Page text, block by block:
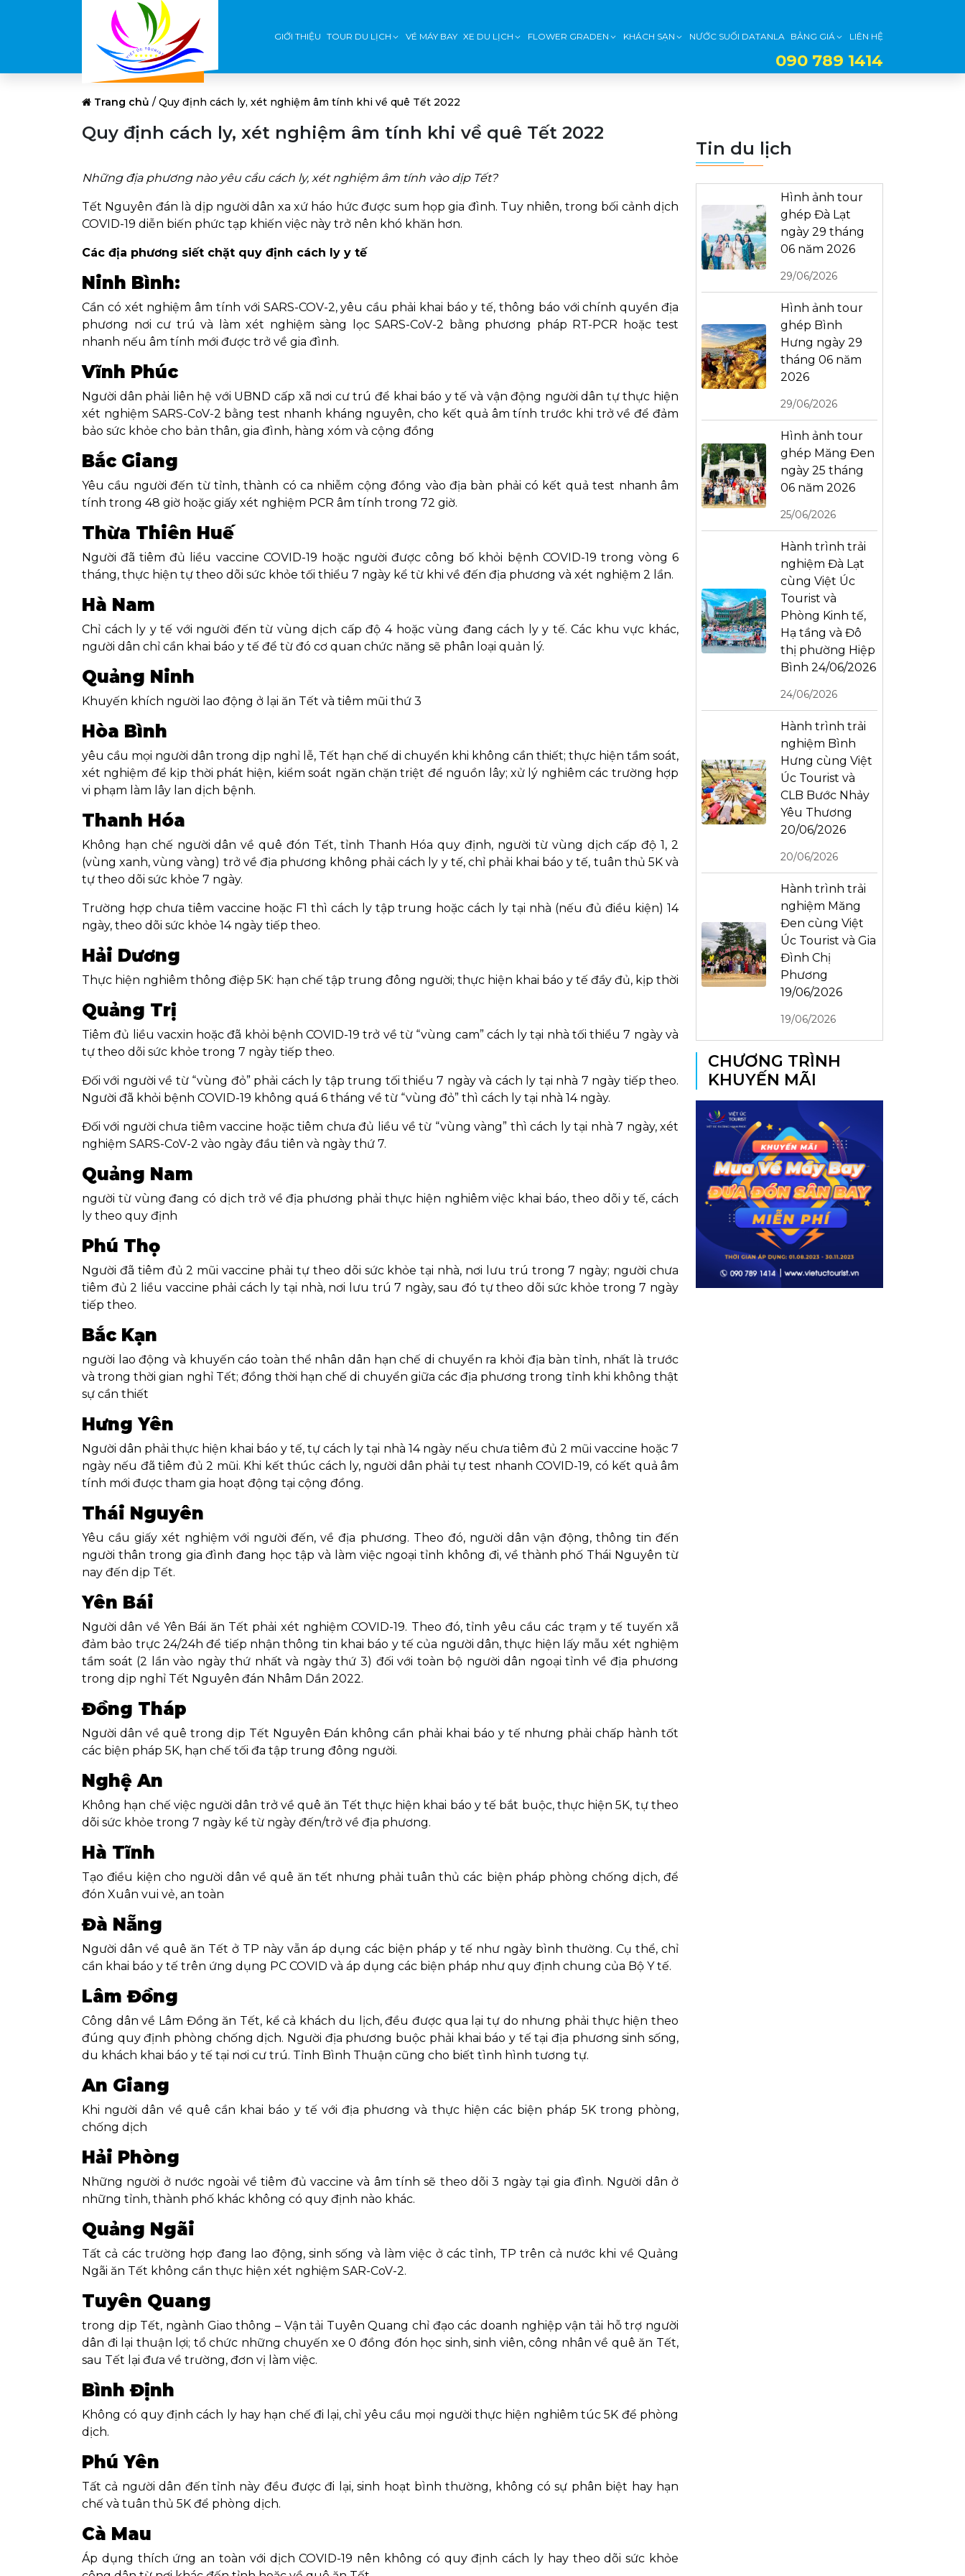
GIỚI THIỆU TOUR DU LỊCH VÉ MÁY BAY XE DU LỊCH FLOWER GRADEN KHÁCH SẠN NƯỚC SUỐI DATANLA BẢNG GIÁ LIÊN HỆ
090 789 1414
Trang chủ / Quy định cách ly, xét nghiệm âm tính khi về quê Tết 2022
Quy định cách ly, xét nghiệm âm tính khi về quê Tết 2022
Những địa phương nào yêu cầu cách ly, xét nghiệm âm tính vào dịp Tết?
Tết Nguyên đán là dịp người dân xa xứ háo hức được sum họp gia đình. Tuy nhiên, trong bối cảnh dịch
COVID-19 diễn biến phức tạp khiến việc này trở nên khó khăn hơn.
Các địa phương siết chặt quy định cách ly y tế
Ninh Bình:
Cần có xét nghiệm âm tính với SARS-COV-2, yêu cầu phải khai báo y tế, thông báo với chính quyền địa
phương nơi cư trú và làm xét nghiệm sàng lọc SARS-CoV-2 bằng phương pháp RT-PCR hoặc test
nhanh nếu âm tính mới được trở về gia đình.
Vĩnh Phúc
Người dân phải liên hệ với UBND cấp xã nơi cư trú để khai báo y tế và vận động người dân tự thực hiện
xét nghiệm SARS-CoV-2 bằng test nhanh kháng nguyên, cho kết quả âm tính trước khi trở về để đảm
bảo sức khỏe cho bản thân, gia đình, hàng xóm và cộng đồng
Bắc Giang
Yêu cầu người đến từ tỉnh, thành có ca nhiễm cộng đồng vào địa bàn phải có kết quả test nhanh âm
tính trong 48 giờ hoặc giấy xét nghiệm PCR âm tính trong 72 giờ.
Thừa Thiên Huế
Người đã tiêm đủ liều vaccine COVID-19 hoặc người được công bố khỏi bệnh COVID-19 trong vòng 6
tháng, thực hiện tự theo dõi sức khỏe tối thiểu 7 ngày kể từ khi về đến địa phương và xét nghiệm 2 lần.
Hà Nam
Chỉ cách ly y tế với người đến từ vùng dịch cấp độ 4 hoặc vùng đang cách ly y tế. Các khu vực khác,
người dân chỉ cần khai báo y tế để từ đó cơ quan chức năng sẽ phân loại quản lý.
Quảng Ninh
Khuyến khích người lao động ở lại ăn Tết và tiêm mũi thứ 3
Hòa Bình
yêu cầu mọi người dân trong dịp nghỉ lễ, Tết hạn chế di chuyển khi không cần thiết; thực hiện tầm soát,
xét nghiệm để kịp thời phát hiện, kiểm soát ngăn chặn triệt để nguồn lây; xử lý nghiêm các trường hợp
vi phạm làm lây lan dịch bệnh.
Thanh Hóa
Không hạn chế người dân về quê đón Tết, tỉnh Thanh Hóa quy định, người từ vùng dịch cấp độ 1, 2
(vùng xanh, vùng vàng) trở về địa phương không phải cách ly y tế, chỉ phải khai báo y tế, tuân thủ 5K và
tự theo dõi sức khỏe 7 ngày.
Trường hợp chưa tiêm vaccine hoặc F1 thì cách ly tập trung hoặc cách ly tại nhà (nếu đủ điều kiện) 14
ngày, theo dõi sức khỏe 14 ngày tiếp theo.
Hải Dương
Thực hiện nghiêm thông điệp 5K: hạn chế tập trung đông người; thực hiện khai báo y tế đầy đủ, kịp thời
Quảng Trị
Tiêm đủ liều vacxin hoặc đã khỏi bệnh COVID-19 trở về từ “vùng cam” cách ly tại nhà tối thiểu 7 ngày và
tự theo dõi sức khỏe trong 7 ngày tiếp theo.
Đối với người về từ “vùng đỏ” phải cách ly tập trung tối thiểu 7 ngày và cách ly tại nhà 7 ngày tiếp theo.
Người đã khỏi bệnh COVID-19 không quá 6 tháng về từ “vùng đỏ” thì cách ly tại nhà 14 ngày.
Đối với người chưa tiêm vaccine hoặc tiêm chưa đủ liều về từ “vùng vàng” thì cách ly tại nhà 7 ngày, xét
nghiệm SARS-CoV-2 vào ngày đầu tiên và ngày thứ 7.
Quảng Nam
người từ vùng đang có dịch trở về địa phương phải thực hiện nghiêm việc khai báo, theo dõi y tế, cách
ly theo quy định
Phú Thọ
Người đã tiêm đủ 2 mũi vaccine phải tự theo dõi sức khỏe tại nhà, nơi lưu trú trong 7 ngày; người chưa
tiêm đủ 2 liều vaccine phải cách ly tại nhà, nơi lưu trú 7 ngày, sau đó tự theo dõi sức khỏe trong 7 ngày
tiếp theo.
Bắc Kạn
người lao động và khuyến cáo toàn thể nhân dân hạn chế di chuyển ra khỏi địa bàn tỉnh, nhất là trước
và trong thời gian nghỉ Tết; đồng thời hạn chế di chuyển giữa các địa phương trong tỉnh khi không thật
sự cần thiết
Hưng Yên
Người dân phải thực hiện khai báo y tế, tự cách ly tại nhà 14 ngày nếu chưa tiêm đủ 2 mũi vaccine hoặc 7
ngày nếu đã tiêm đủ 2 mũi. Khi kết thúc cách ly, người dân phải tự test nhanh COVID-19, có kết quả âm
tính mới được tham gia hoạt động tại cộng đồng.
Thái Nguyên
Yêu cầu giấy xét nghiệm với người đến, về địa phương. Theo đó, người dân vận động, thông tin đến
người thân trong gia đình đang học tập và làm việc ngoại tỉnh không đi, về thành phố Thái Nguyên từ
nay đến dịp Tết.
Yên Bái
Người dân về Yên Bái ăn Tết phải xét nghiệm COVID-19. Theo đó, tỉnh yêu cầu các trạm y tế tuyến xã
đảm bảo trực 24/24h để tiếp nhận thông tin khai báo y tế của người dân, thực hiện lấy mẫu xét nghiệm
tầm soát (2 lần vào ngày thứ nhất và ngày thứ 3) đối với toàn bộ người dân ngoại tỉnh về địa phương
trong dịp nghỉ Tết Nguyên đán Nhâm Dần 2022.
Đồng Tháp
Người dân về quê trong dịp Tết Nguyên Đán không cần phải khai báo y tế nhưng phải chấp hành tốt
các biện pháp 5K, hạn chế tối đa tập trung đông người.
Nghệ An
Không hạn chế việc người dân trở về quê ăn Tết thực hiện khai báo y tế bắt buộc, thực hiện 5K, tự theo
dõi sức khỏe trong 7 ngày kể từ ngày đến/trở về địa phương.
Hà Tĩnh
Tạo điều kiện cho người dân về quê ăn tết nhưng phải tuân thủ các biện pháp phòng chống dịch, để
đón Xuân vui vẻ, an toàn
Đà Nẵng
Người dân về quê ăn Tết ở TP này vẫn áp dụng các biện pháp y tế như ngày bình thường. Cụ thể, chỉ
cần khai báo y tế trên ứng dụng PC COVID và áp dụng các biện pháp như quy định chung của Bộ Y tế.
Lâm Đồng
Công dân về Lâm Đồng ăn Tết, kể cả khách du lịch, đều được qua lại tự do nhưng phải thực hiện theo
đúng quy định phòng chống dịch. Người địa phương buộc phải khai báo y tế tại địa phương sinh sống,
du khách khai báo y tế tại nơi cư trú. Tỉnh Bình Thuận cũng cho biết tình hình tương tự.
An Giang
Khi người dân về quê cần khai báo y tế với địa phương và thực hiện các biện pháp 5K trong phòng,
chống dịch
Hải Phòng
Những người ở nước ngoài về tiêm đủ vaccine và âm tính sẽ theo dõi 3 ngày tại gia đình. Người dân ở
những tỉnh, thành phố khác không có quy định nào khác.
Quảng Ngãi
Tất cả các trường hợp đang lao động, sinh sống và làm việc ở các tỉnh, TP trên cả nước khi về Quảng
Ngãi ăn Tết không cần thực hiện xét nghiệm SAR-CoV-2.
Tuyên Quang
trong dịp Tết, ngành Giao thông – Vận tải Tuyên Quang chỉ đạo các doanh nghiệp vận tải hỗ trợ người
dân đi lại thuận lợi; tổ chức những chuyến xe 0 đồng đón học sinh, sinh viên, công nhân về quê ăn Tết,
sau Tết lại đưa về trường, đơn vị làm việc.
Bình Định
Không có quy định cách ly hay hạn chế đi lại, chỉ yêu cầu mọi người thực hiện nghiêm túc 5K để phòng
dịch.
Phú Yên
Tất cả người dân đến tỉnh này đều được đi lại, sinh hoạt bình thường, không có sự phân biệt hay hạn
chế và tuân thủ 5K để phòng dịch.
Cà Mau
Áp dụng thích ứng an toàn với dịch COVID-19 nên không có quy định cách ly hay theo dõi sức khỏe
Tin du lịch
Hình ảnh tour
ghép Đà Lạt
ngày 29 tháng
06 năm 2026
29/06/2026
Hình ảnh tour
ghép Bình
Hưng ngày 29
tháng 06 năm
2026
29/06/2026
Hình ảnh tour
ghép Măng Đen
ngày 25 tháng
06 năm 2026
25/06/2026
Hành trình trải
nghiệm Đà Lạt
cùng Việt Úc
Tourist và
Phòng Kinh tế,
Hạ tầng và Đô
thị phường Hiệp
Bình 24/06/2026
24/06/2026
Hành trình trải
nghiệm Bình
Hưng cùng Việt
Úc Tourist và
CLB Bước Nhảy
Yêu Thương
20/06/2026
20/06/2026
Hành trình trải
nghiệm Măng
Đen cùng Việt
Úc Tourist và Gia
Đình Chị
Phương
19/06/2026
19/06/2026
CHƯƠNG TRÌNH
KHUYẾN MÃI